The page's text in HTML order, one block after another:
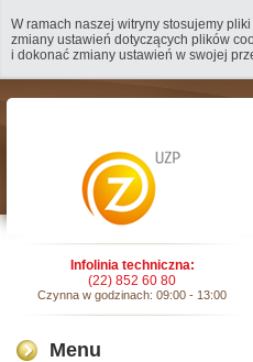
W ramach naszej witryny stosujemy
zmiany ustawień dotyczących plików
i dokonać zmiany ustawień w swojej
Infolinia techniczna:
(22) 852 60 80
Czynna w godzinach: 09:00 - 13:00
Menu